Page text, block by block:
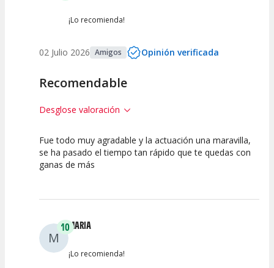
¡Lo recomienda!
02 Julio 2026 Amigos Opinión verificada
Recomendable
Desglose valoración
10
Calidad del
10 10
Fue todo muy agradable y la actuación una maravilla,
se ha pasado el tiempo tan rápido que te quedas con
ganas de más
M
10MARIA
¡Lo recomienda!